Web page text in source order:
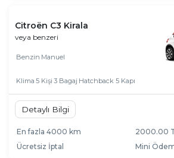
Citroën C3 Kirala
veya benzeri
Benzin Manuel
Klima 5 Kişi 3 Bagaj Hatchback 5 Kapı
Detaylı Bilgi
En fazla 4000 km
2000.00
Ücretsiz İptal
Mini